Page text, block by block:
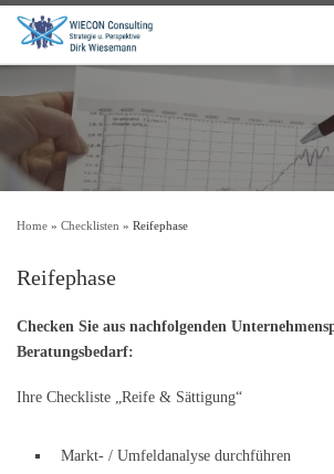
Home » Checklisten » Reifephase
Reifephase
Checken Sie aus nachfolgenden
Beratungsbedarf:
Ihre Checkliste „Reife & Sättigung“
Markt- / Umfeldanalyse durchführen